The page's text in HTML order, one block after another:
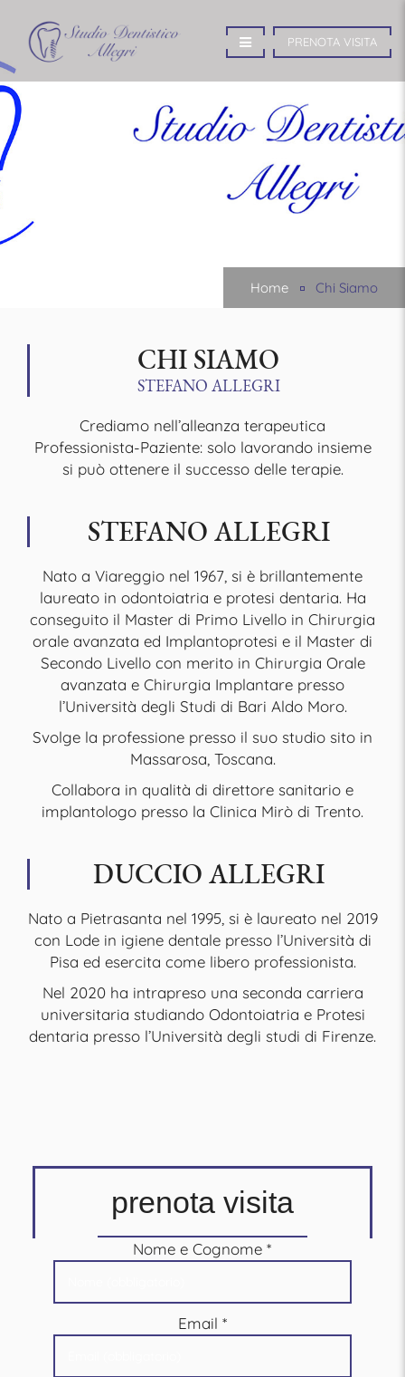
PRENOTA VISITA
Home Chi Siamo
CHI SIAMO
STEFANO ALLEGRI
Crediamo nell’alleanza terapeutica
Professionista-Paziente: solo lavorando insieme
si può ottenere il successo delle terapie.
STEFANO ALLEGRI
Nato a Viareggio nel 1967, si è brillantemente
laureato in odontoiatria e protesi dentaria. Ha
conseguito il Master di Primo Livello in Chirurgia
orale avanzata ed Implantoprotesi e il Master di
Secondo Livello con merito in Chirurgia Orale
avanzata e Chirurgia Implantare presso
l’Università degli Studi di Bari Aldo Moro.
Svolge la professione presso il suo studio sito in
Massarosa, Toscana.
Collabora in qualità di direttore sanitario e
implantologo presso la Clinica Mirò di Trento.
DUCCIO ALLEGRI
Nato a Pietrasanta nel 1995, si è laureato nel 2019
con Lode in igiene dentale presso l’Università di
Pisa ed esercita come libero professionista.
Nel 2020 ha intrapreso una seconda carriera
universitaria studiando Odontoiatria e Protesi
dentaria presso l’Università degli studi di Firenze.
prenota visita
Nome e Cognome*
Email *